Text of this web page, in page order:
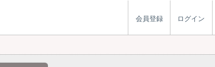
会員登録 ログイン